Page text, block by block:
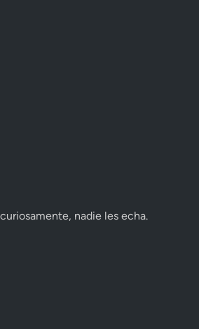
nadie les echa.